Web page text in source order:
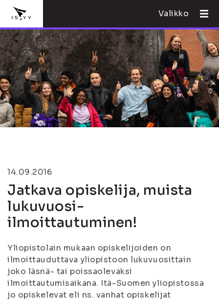
Valikko
14.09.2016
Jatkava opiskelija, muista
lukuvuosi-
ilmoittautuminen!
Yliopistolain mukaan opiskelijoiden on
ilmoittauduttava yliopistoon lukuvuosittain
joko läsnä- tai poissaolevaksi
ilmoittautumisaikana. Itä-Suomen yliopistossa
jo opiskelevat eli ns. vanhat opiskelijat